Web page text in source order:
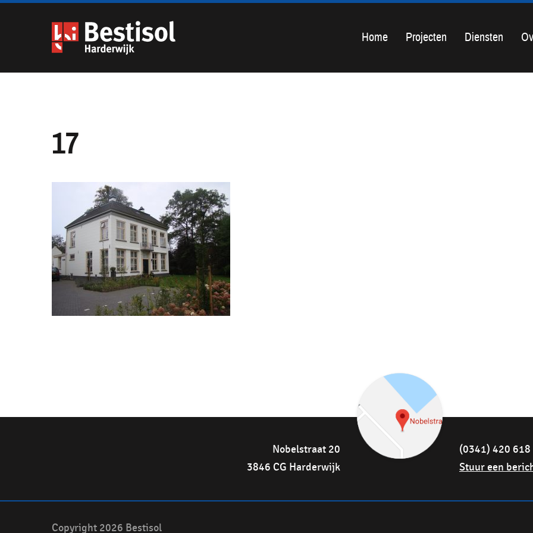
overslaan
Home Projecten Diensten
17
Nobelstraat 20
3846 CG Harderwijk
(0341) 420 618
Stuur een
Copyright 2026 Bestisol